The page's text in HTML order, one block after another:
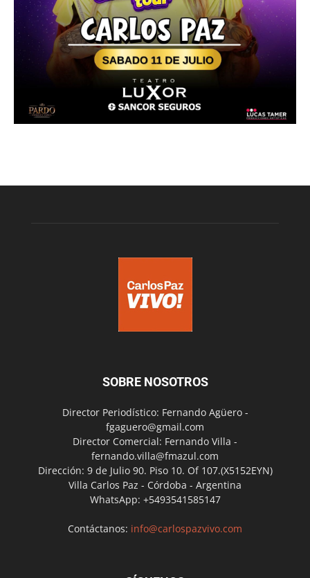
SOBRE NOSOTROS
Director Periodístico: Fernando Agüero -
fgaguero@gmail.com
Director Comercial: Fernando Villa -
fernando.villa@fmazul.com
Dirección: 9 de Julio 90. Piso 10. Of 107.(X5152EYN)
Villa Carlos Paz - Córdoba - Argentina
WhatsApp: +5493541585147
Contáctanos: info@carlospazvivo.com